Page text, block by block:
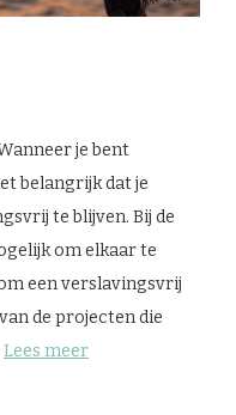
je bent
belangrijk dat je
te blijven. Bij de
om elkaar te
een verslavingsvrij
de projecten die
Lees meer